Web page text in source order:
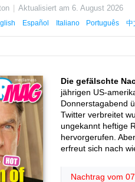
Aktualisiert am6. August 2026
Español Italiano Português 中
Die gefälschte
jährigen US-
Donnerstagabend
Twitter verbreitet
ungekannt heftige
hervorgerufen.
erfreut sich nach
Nachtrag vom